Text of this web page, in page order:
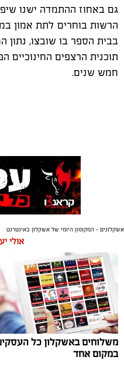
הרשות בוחרים לתת אמון
בבית הספר בו שובצו,
תוכנית הרצפים החינוכיים
חמש שנים.
אשקלונים - המקומון היומי של אשקלון באינטרנט
אולי
משלוחים באשקלון כל
במקום אחד